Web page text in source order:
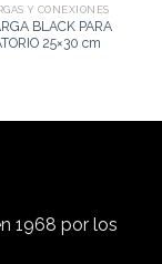
Y CONEXIONES
BLACK PARA
25×30 cm
1968 por los